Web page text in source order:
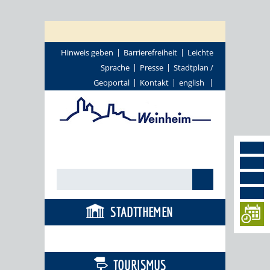
Hinweis geben Barrierefreiheit
Leichte
Sprache
Presse
Stadtplan /
Geoportal
Kontakt english
STADTTHEMEN
TOURISMUS